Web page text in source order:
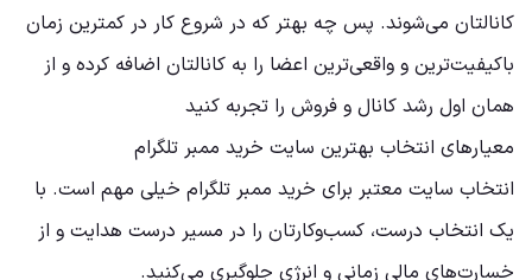
کانالتان می‌شوند. پس چه بهتر که در شروع کار در کمترین زمان
باکیفیت‌ترین و واقعی‌ترین اعضا را به کانالتان اضافه کرده و از
همان اول رشد کانال و فروش را تجربه کنید
معیارهای انتخاب بهترین سایت خرید ممبر تلگرام
انتخاب سایت معتبر برای خرید ممبر تلگرام خیلی مهم است. با
یک انتخاب درست، کسب‌وکارتان را در مسیر درست هدایت و از
خسارت‌های مالی زمانی و انرژی جلوگیری می‌کنید.